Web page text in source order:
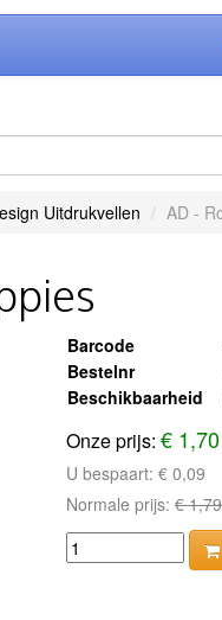
Uitdrukvellen AD -
Barcode
Bestelnr
Beschikbaarheid
Onze prijs:€ 1,70
U bespaart:€ 0,09
Normale prijs:€ 1,79